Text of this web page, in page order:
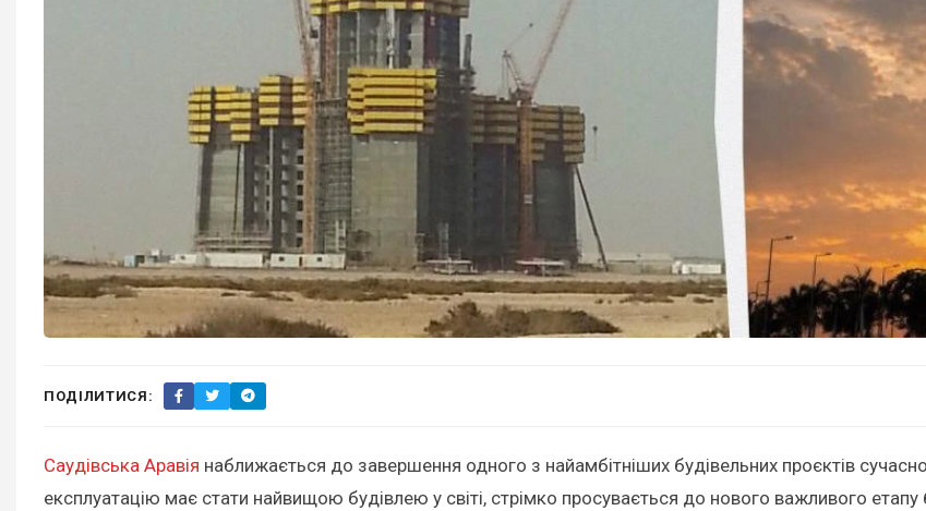
ПОДІЛИТИСЯ:
Саудівська Аравія наближається до завершення одного з найамбітніших будівельних проєктів
експлуатацію має стати найвищою будівлею у світі, стрімко просувається до нового важливого